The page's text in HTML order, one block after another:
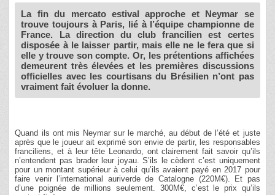
La fin du mercato estival approche et Neymar se
trouve toujours à Paris, lié à l’équipe championne de
France. La direction du club francilien est certes
disposée à le laisser partir, mais elle ne le fera que si
elle y trouve son compte. Or, les prétentions affichées
demeurent très élevées et les premières discussions
officielles avec les courtisans du Brésilien n’ont pas
vraiment fait évoluer la donne.
Quand ils ont mis Neymar sur le marché, au début de l’été et juste
après que le joueur ait exprimé son envie de partir, les responsables
franciliens, et à leur tête Leonardo, ont clairement fait savoir qu’ils
n’entendent pas brader leur joyau. S’ils le cèdent c’est uniquement
pour un montant supérieur à celui qu’ils avaient payé en 2017 pour
faire venir l’international auriverde de Catalogne (220M€). Et pas
d’une poignée de millions seulement. 300M€, c’est le prix qu’ils